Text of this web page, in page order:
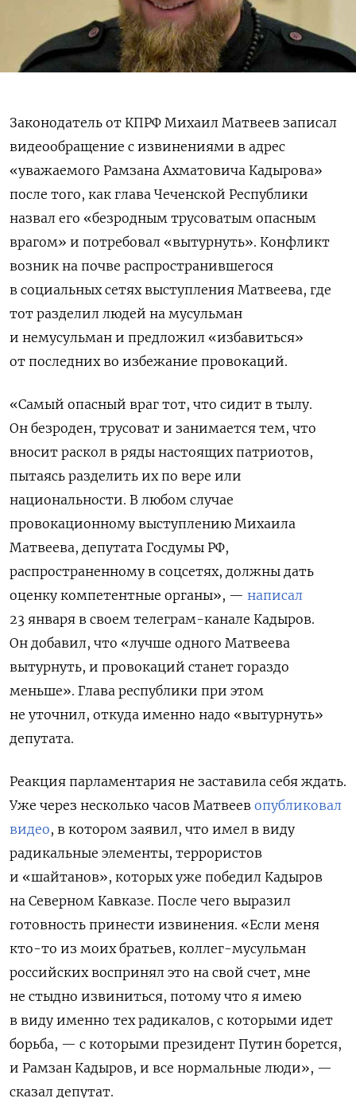
Законодатель от КПРФ Михаил Матвеев записал
видеообращение с извинениями в адрес
«уважаемого Рамзана Ахматовича Кадырова»
после того, как глава Чеченской Республики
назвал его «безродным трусоватым опасным
врагом» и потребовал «вытурнуть». Конфликт
возник на почве распространившегося
в социальных сетях выступления Матвеева, где
тот разделил людей на мусульман
и немусульман и предложил «избавиться»
от последних во избежание провокаций.
«Самый опасный враг тот, что сидит в тылу.
Он безроден, трусоват и занимается тем, что
вносит раскол в ряды настоящих патриотов,
пытаясь разделить их по вере или
национальности. В любом случае
провокационному выступлению Михаила
Матвеева, депутата Госдумы РФ,
распространенному в соцсетях, должны дать
оценку компетентные органы», — написал
23 января в своем телеграм-канале Кадыров.
Он добавил, что «лучше одного Матвеева
вытурнуть, и провокаций станет гораздо
меньше». Глава республики при этом
не уточнил, откуда именно надо «вытурнуть»
депутата.
Реакция парламентария не заставила себя ждать.
Уже через несколько часов Матвеев опубликовал
видео, в котором заявил, что имел в виду
радикальные элементы, террористов
и «шайтанов», которых уже победил Кадыров
на Северном Кавказе. После чего выразил
готовность принести извинения. «Если меня
кто-то из моих братьев, коллег-мусульман
российских воспринял это на свой счет, мне
не стыдно извиниться, потому что я имею
в виду именно тех радикалов, с которыми идет
борьба, — с которыми президент Путин борется,
и Рамзан Кадыров, и все нормальные люди», —
сказал депутат.